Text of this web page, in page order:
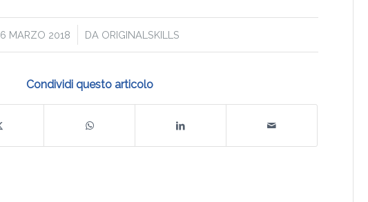
Originalskills
6 MARZO 2018
/ DA ORIGINALSKILLS
Condividi questo articolo